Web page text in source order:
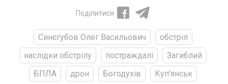
Поділитися
Синєгубов Олег Васильович
обстріл
наслідки обстрілу
постраждалі
Загиблий
БПЛА
дрон Богодухів
Куп'янськ